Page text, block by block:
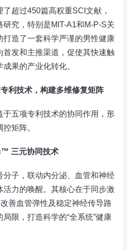
超过450篇高权重SCI文献，
究，特别是MIT-A1和M-P-S关
打造了一套科学严谨的男性健康
发和主推渠道，促使其快速触
果的产业化转化。
利技术，构建多维修复矩阵
于五项专利技术的协同作用，形
矩阵。
三元协同技术
分子，联动内分泌、血管和神经
活力的唤醒。其核心在于同步激
善血管弹性及稳定神经传导路
限，打造科学的“全系统”健康